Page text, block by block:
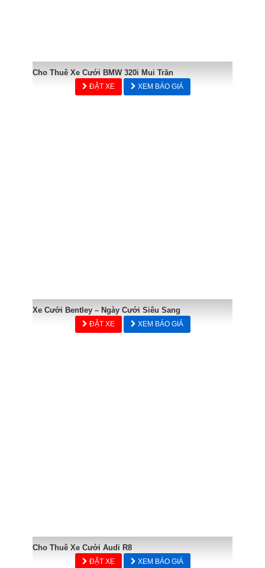
Cho Thuê Xe Cưới BMW 320i Mui Trần
ĐẶT XE XEM BÁO GIÁ
Xe Cưới Bentley – Ngày Cưới Siêu Sang
ĐẶT XE XEM BÁO GIÁ
Cho Thuê Xe Cưới Audi R8
ĐẶT XE XEM BÁO GIÁ